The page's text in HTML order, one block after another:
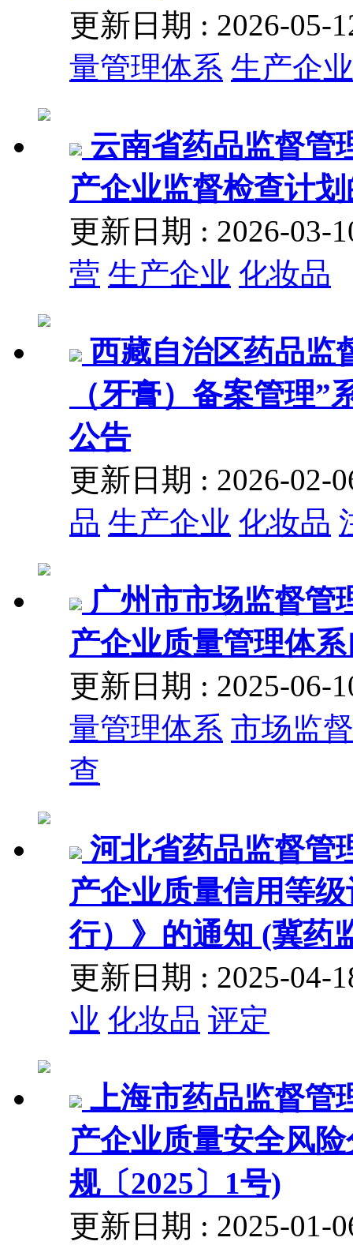
更新日期 : 2026-05-
量管理体系 生产企业
云南省药品监督管
产企业监督检查计
更新日期 : 2026-03-
营 生产企业 化妆品
西藏自治区药品监
（牙膏）备案管理
公告
更新日期 : 2026-02-
品 生产企业 化妆品
广州市市场监督管
产企业质量管理体
更新日期 : 2025-06-
量管理体系 市场监督
查
河北省药品监督管
产企业质量信用等
行）》的通知 (冀药
更新日期 : 2025-04-
业 化妆品 评定
上海市药品监督管
产企业质量安全风
规〔2025〕1号)
更新日期 : 2025-01-